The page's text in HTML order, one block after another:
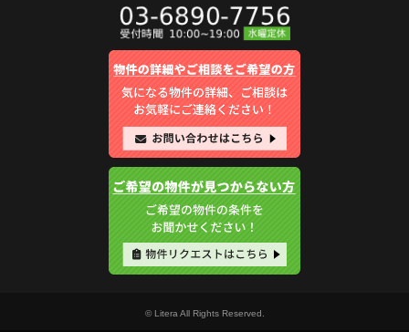
© Litera All Rights Reserved.